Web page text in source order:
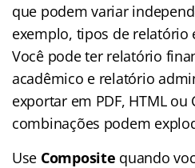
que podem variar
exemplo, tipos de relatório
Você pode ter relatório
acadêmico e relatório
exportar em PDF, HTML ou
combinações podem
Use Composite quando